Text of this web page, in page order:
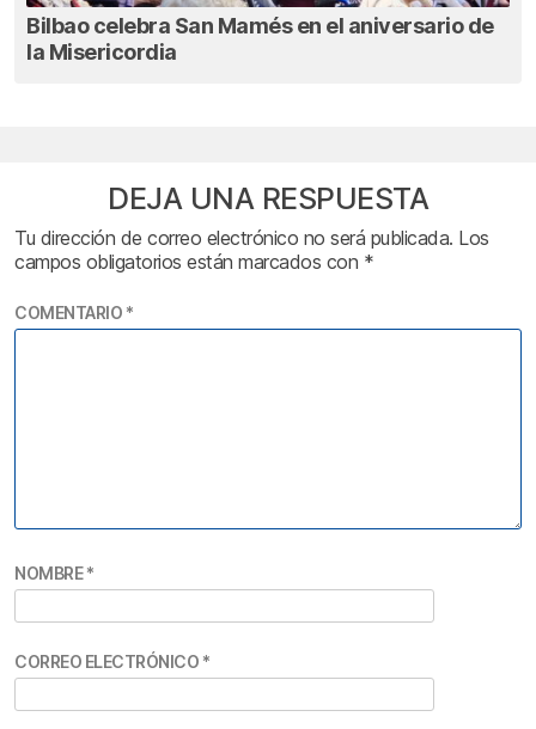
Bilbao celebra San Mamés en el aniversario de
la Misericordia
DEJA UNA RESPUESTA
Tu dirección de correo electrónico no será publicada. Los
campos obligatorios están marcados con *
COMENTARIO *
NOMBRE*
CORREO ELECTRÓNICO *